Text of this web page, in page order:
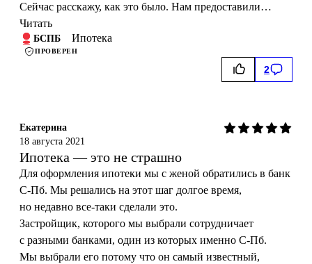
Сейчас расскажу, как это было. Нам предоставили…
Читать
БСПБ Ипотека
ПРОВЕРЕН
2
Екатерина
18 августа 2021
Ипотека — это не страшно
Для оформления ипотеки мы с женой обратились в банк
С-Пб. Мы решались на этот шаг долгое время,
но недавно все-таки сделали это.
Застройщик, которого мы выбрали сотрудничает
с разными банками, один из которых именно С-Пб.
Мы выбрали его потому что он самый известный,